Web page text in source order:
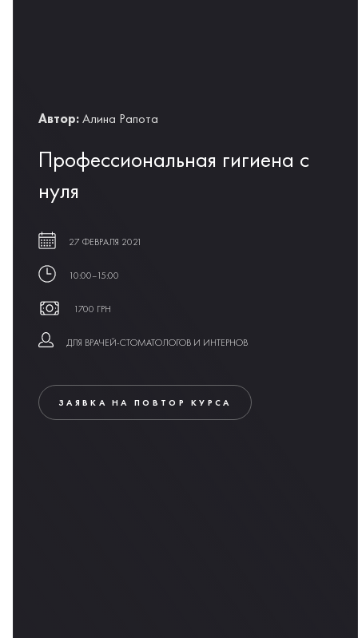
Автор: Алина Рапота
Профессиональная гигиена с
нуля
27 ФЕВРАЛЯ 2021
10:00–15:00
1700 ГРН
ДЛЯ ВРАЧЕЙ-СТОМАТОЛОГОВ И ИНТЕРНОВ
ЗАЯВКА НА ПОВТОР КУРСА